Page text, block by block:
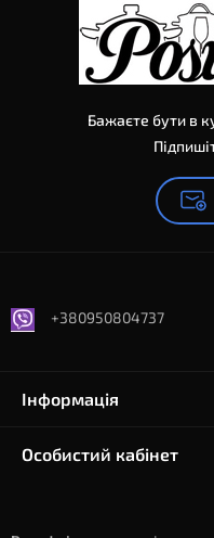
Бажаєте бути в
+380950804737
Інформація
Особистий кабінет